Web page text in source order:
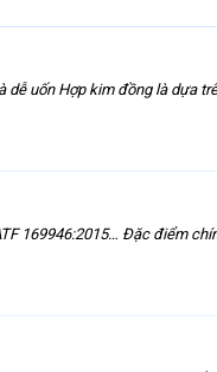
dễ uốn Hợp kim đồng là dựa
169946:2015… Đặc điểm